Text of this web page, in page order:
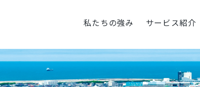
私たちの強み サービス紹介